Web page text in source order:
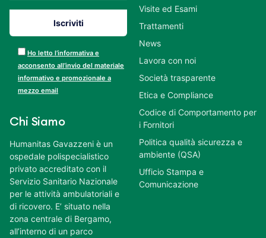
Ho letto l’informativa e
acconsento all’invio del materiale
informativo e promozionale a
mezzo email
Chi Siamo
Humanitas Gavazzeni è un
ospedale polispecialistico
privato accreditato con il
Servizio Sanitario Nazionale
per le attività ambulatoriali e
di ricovero. E’ situato nella
zona centrale di Bergamo,
all’interno di un parco
Visite ed Esami
Trattamenti
News
Lavora con noi
Società trasparente
Etica e Compliance
Codice di Comportamento per
i Fornitori
Politica qualità sicurezza e
ambiente (QSA)
Ufficio Stampa e
Comunicazione